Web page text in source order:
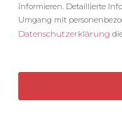
informieren. Detaillierte
Umgang mit
Datenschutzerklärung